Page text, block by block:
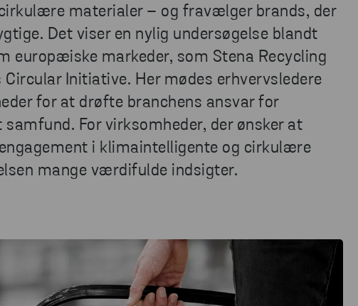
materialer – og fravælger brands, der
Det viser en nylig undersøgelse blandt
europæiske markeder, som Stena Recycling
Initiative. Her mødes erhvervsledere
for at drøfte branchens ansvar for
For virksomheder, der ønsker at
i klimaintelligente og cirkulære
mange værdifulde indsigter.